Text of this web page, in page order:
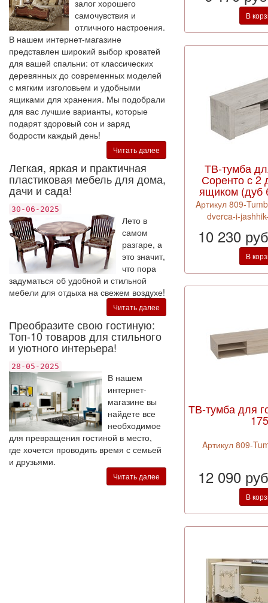
залог хорошего
самочувствия и
отличного настроения.
В нашем интернет-магазине
представлен широкий выбор кроватей
для вашей спальни: от классических
деревянных до современных моделей
с мягким изголовьем и удобными
ящиками для хранения. Мы подобрали
для вас лучшие варианты, которые
подарят здоровый сон и заряд
бодрости каждый день!
Читать далее
Легкая, яркая и практичная
пластиковая мебель для дома,
дачи и сада!
30-06-2025
Лето в
самом
разгаре, а
это значит,
что пора
задуматься об удобной и стильной
мебели для отдыха на свежем воздухе!
Читать далее
Преобразите свою гостиную:
Топ-10 товаров для стильного
и уютного интерьера!
28-05-2025
В нашем
интернет-
магазине вы
найдете все
необходимое
для превращения гостиной в место,
где хочется проводить время с семьей
и друзьями.
Читать далее
В
ТВ-тумба
Соренто с 2
ящиком (дуб
Aртикул 809-
dverca-i-
10 230
В
ТВ-тумба для
Aртикул 809-
12 090
В